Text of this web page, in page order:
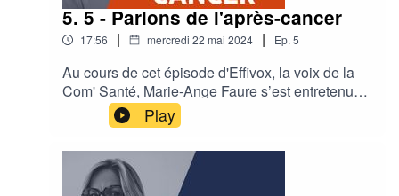
5. 5 - Parlons de l'après-cancer
17:56 | mercredi 22 mai 2024 | Ep. 5
Au cours de cet épisode d'Effivox, la voix de la
Com' Santé, Marie-Ange Faure s’est entretenue
avec Cécile Reboul, fondatrice et Présidente de
l’association SKIN qui aide les femmes et les
hommes touchés par un cancer à se
reconstruire.Découvrez son témoignage et son
engagement, mais aussi pourquoi il est si
Play